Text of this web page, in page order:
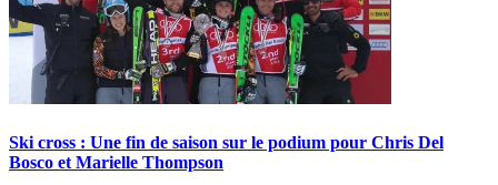
Ski cross : Une fin de saison sur le podium pour Chris Del
Bosco et Marielle Thompson